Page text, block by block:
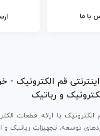
با ما
قم الکترونیک -
و رباتیک
با ارائه قطعات
توسعه، تجهیزات رباتیک و